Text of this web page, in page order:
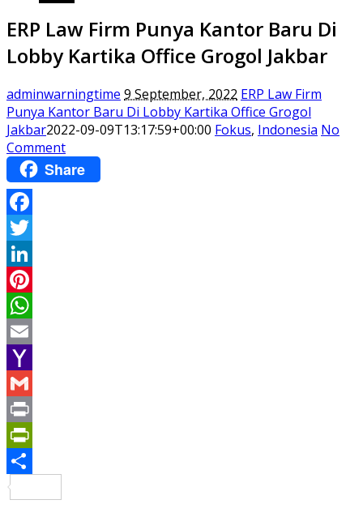
ERP Law Firm Punya Kantor Baru Di
Lobby Kartika Office Grogol Jakbar
adminwarningtime 9 September, 2022 ERP Law Firm
Punya Kantor Baru Di Lobby Kartika Office Grogol
Jakbar2022-09-09T13:17:59+00:00 Fokus, Indonesia No
Comment
Share
Facebook
Twitter
LinkedIn
Pinterest
WhatsApp
Email
Yahoo
Mail
Gmail
Print
PrintFriendly